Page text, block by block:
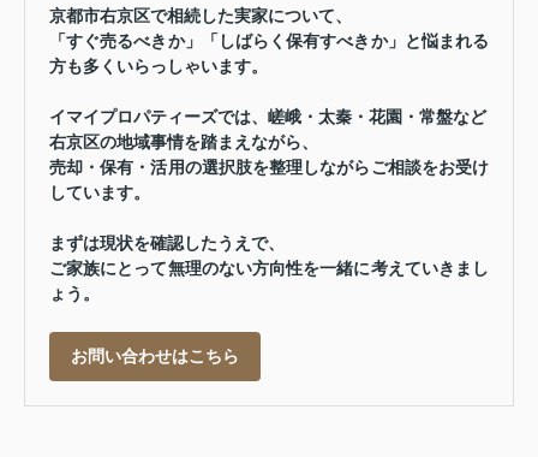
京都市右京区で相続した実家について、
「すぐ売るべきか」「しばらく保有すべきか」と悩まれる
方も多くいらっしゃいます。
イマイプロパティーズでは、嵯峨・太秦・花園・常盤など
右京区の地域事情を踏まえながら、
売却・保有・活用の選択肢を整理しながらご相談をお受け
しています。
まずは現状を確認したうえで、
ご家族にとって無理のない方向性を一緒に考えていきまし
ょう。
お問い合わせはこちら